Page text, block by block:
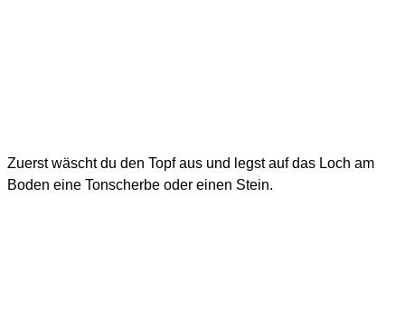
Zuerst wäscht du den Topf aus und legst auf das Loch am
Boden eine Tonscherbe oder einen Stein.